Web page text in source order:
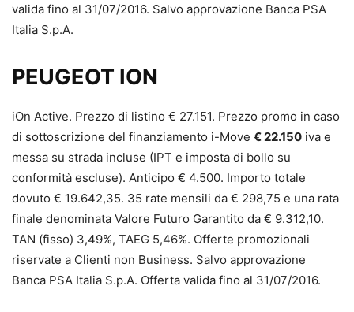
valida fino al 31/07/2016. Salvo approvazione Banca PSA
Italia S.p.A.
PEUGEOT ION
iOn Active. Prezzo di listino € 27.151. Prezzo promo in caso
di sottoscrizione del finanziamento i-Move € 22.150 iva e
messa su strada incluse (IPT e imposta di bollo su
conformità escluse). Anticipo € 4.500. Importo totale
dovuto € 19.642,35. 35 rate mensili da € 298,75 e una rata
finale denominata Valore Futuro Garantito da € 9.312,10.
TAN (fisso) 3,49%, TAEG 5,46%. Offerte promozionali
riservate a Clienti non Business. Salvo approvazione
Banca PSA Italia S.p.A. Offerta valida fino al 31/07/2016.